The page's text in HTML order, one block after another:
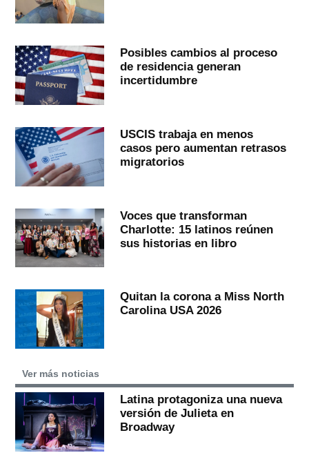
Posibles cambios al proceso
de residencia generan
incertidumbre
USCIS trabaja en menos
casos pero aumentan retrasos
migratorios
Voces que transforman
Charlotte: 15 latinos reúnen
sus historias en libro
Quitan la corona a Miss North
Carolina USA 2026
Ver más noticias
Latina protagoniza una nueva
versión de Julieta en
Broadway